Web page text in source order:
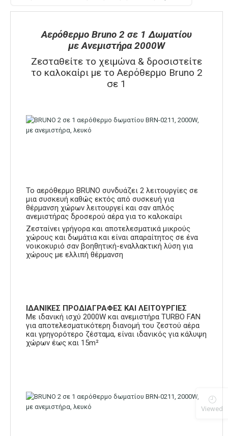
Αερόθερμο Bruno 2 σε 1 Δωματίου
με Ανεμιστήρα 2000W
Ζεσταθείτε το χειμώνα & δροσιστείτε
το καλοκαίρι με το Αερόθερμο Bruno 2
σε 1
Το αερόθερμο BRUNO συνδυάζει 2 λειτουργίες σε
μια συσκευή καθώς εκτός από συσκευή για
θέρμανση χώρων λειτουργεί και σαν απλός
ανεμιστήρας δροσερού αέρα για το καλοκαίρι
Ζεσταίνει γρήγορα και αποτελεσματικά μικρούς
χώρους και δωμάτια και είναι απαραίτητος σε ένα
νοικοκυριό σαν βοηθητική-εναλλακτική λύση για
χώρους με ελλιπή θέρμανση
ΙΔΑΝΙΚΕΣ ΠΡΟΔΙΑΓΡΑΦΕΣ ΚΑΙ ΛΕΙΤΟΥΡΓΙΕΣ
Με ιδανική ισχύ 2000W και ανεμιστήρα TURBO FAN
για αποτελεσματικότερη διανομή του ζεστού αέρα
και γρηγορότερο ζέσταμα, είναι ιδανικός για κάλυψη
χώρων έως και 15m²
Viewed